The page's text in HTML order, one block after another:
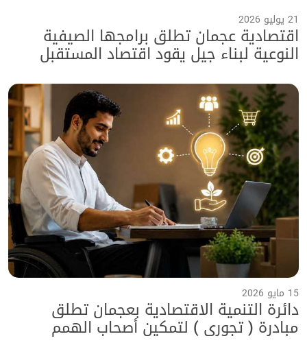
21 يوليو 2026
اقتصادية عجمان تطلق برامجها الصيفية
النوعية لبناء جيل يقود اقتصاد المستقبل
ضمن برنامج "صيفنا سعادة 2026"
15 مايو 2026
دائرة التنمية الاقتصادية بعجمان تطلق
مبادرة ( تجوري ) لتمكين أصحاب الهمم